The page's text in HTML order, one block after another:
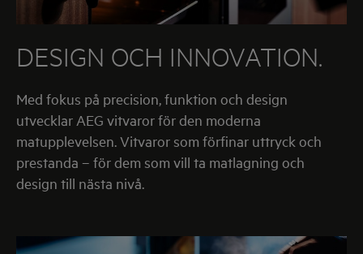
DESIGN OCH INNOVATION.
Med fokus på precision, funktion och design
utvecklar AEG vitvaror för den moderna
matupplevelsen. Vitvaror som förfinar uttryck och
prestanda – för dem som vill ta matlagning och
design till nästa nivå.